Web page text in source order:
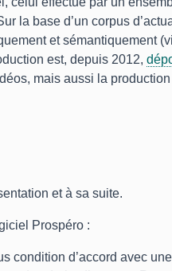
la base d’un corpus
et sémantiquement
est, depuis 2012,
mais aussi la
et à sa suite.
Prospéro :
condition d’accord avec une